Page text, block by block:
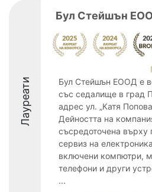
Лауреати
Бул Стейшън
Бул Стейшън ЕООД е
със седалище в град
адрес ул. „Катя
Дейността на
съсредоточена
сервиз на
включени компютри,
телефони и други
...